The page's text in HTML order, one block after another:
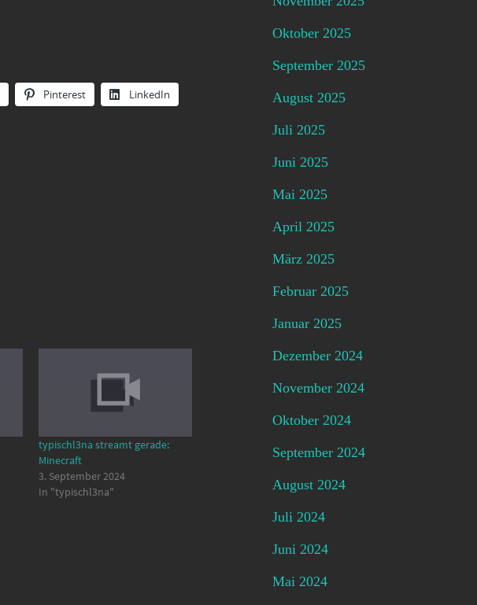
Pinterest LinkedIn
typischl3na streamt gerade:
Minecraft
3. September 2024
In "typischl3na"
Oktober 2025
September 2025
August 2025
Juli 2025
Juni 2025
Mai 2025
April 2025
März 2025
Februar 2025
Januar 2025
Dezember 2024
November 2024
Oktober 2024
September 2024
August 2024
Juli 2024
Juni 2024
Mai 2024